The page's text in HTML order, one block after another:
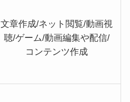
文章作成/ネット閲覧/動画視
聴/ゲーム/動画編集や配信/
コンテンツ作成